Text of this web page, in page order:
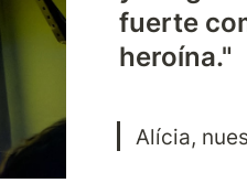
fuerte
heroína."
Alícia,